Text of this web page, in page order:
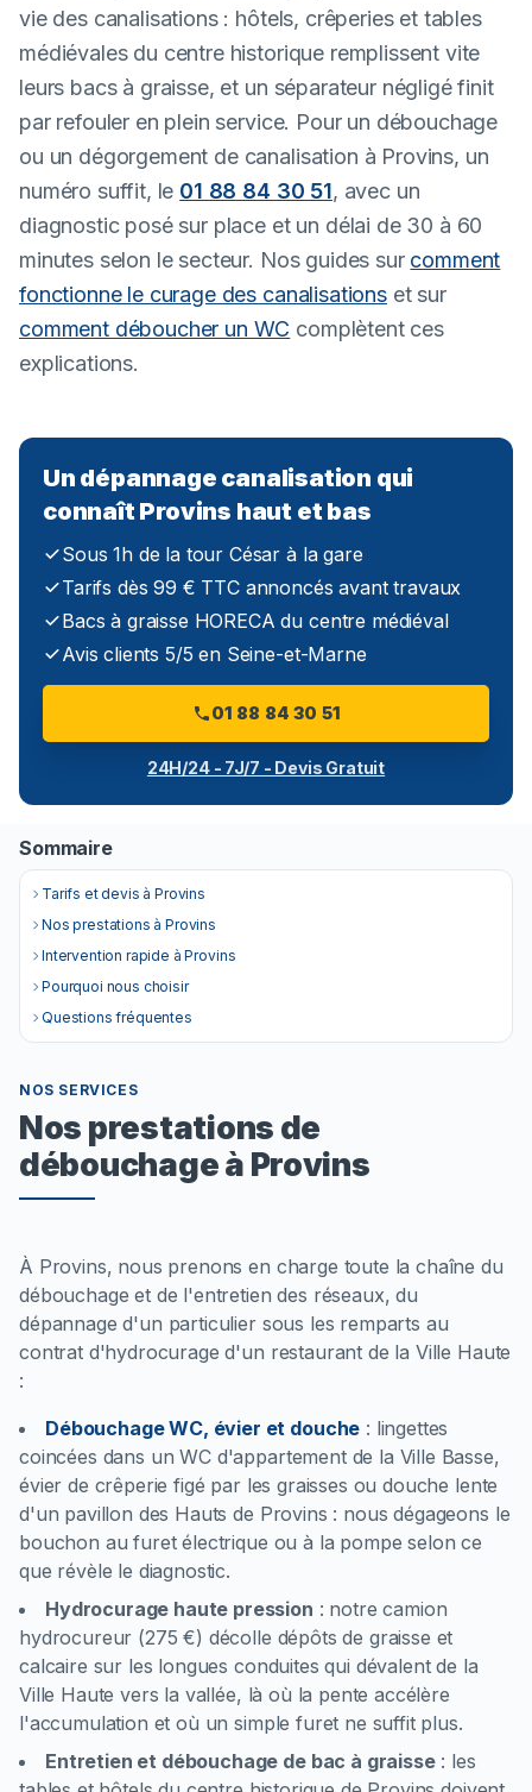
vie des canalisations : hôtels, crêperies et tables
médiévales du centre historique remplissent vite
leurs bacs à graisse, et un séparateur négligé finit
par refouler en plein service. Pour un débouchage
ou un dégorgement de canalisation à Provins, un
numéro suffit, le 01 88 84 30 51, avec un
diagnostic posé sur place et un délai de 30 à 60
minutes selon le secteur. Nos guides sur comment
fonctionne le curage des canalisationset sur
comment déboucher un WC complètent ces
explications.
Un dépannage canalisation qui
connaît Provins haut et bas
Sous 1h de la tour César à la gare
Tarifs dès 99 € TTC annoncés avant travaux
Bacs à graisse HORECA du centre médiéval
Avis clients 5/5 en Seine-et-Marne
01 88 84 30 51
24H/24 - 7J/7 - Devis Gratuit
Sommaire
Tarifs et devis à Provins
Nos prestations à Provins
Intervention rapide à Provins
Pourquoi nous choisir
Questions fréquentes
NOS SERVICES
Nos prestations de
débouchage à Provins
À Provins, nous prenons en charge toute la chaîne du
débouchage et de l'entretien des réseaux, du
dépannage d'un particulier sous les remparts au
contrat d'hydrocurage d'un restaurant de la Ville Haute
:
Débouchage WC, évier et douche : lingettes
coincées dans un WC d'appartement de la Ville Basse,
évier de crêperie figé par les graisses ou douche lente
d'un pavillon des Hauts de Provins : nous dégageons le
bouchon au furet électrique ou à la pompe selon ce
que révèle le diagnostic.
Hydrocurage haute pression : notre camion
hydrocureur (275 €) décolle dépôts de graisse et
calcaire sur les longues conduites qui dévalent de la
Ville Haute vers la vallée, là où la pente accélère
l'accumulation et où un simple furet ne suffit plus.
Entretien et débouchage de bac à graisse: les